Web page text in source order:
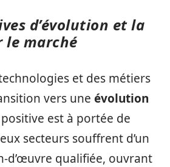
d’évolution et la
le marché
et des métiers
vers une évolution
positive est à portée de
secteurs souffrent d’un
d’œuvre qualifiée, ouvrant